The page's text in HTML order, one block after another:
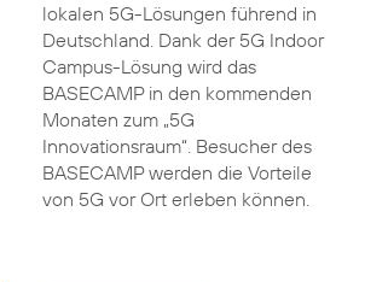
lokalen 5G-Lösungen führend in
Deutschland. Dank der 5G Indoor
Campus-Lösung wird das
BASECAMP in den kommenden
Monaten zum „5G
Innovationsraum“. Besucher des
BASECAMP werden die Vorteile
von 5G vor Ort erleben können.